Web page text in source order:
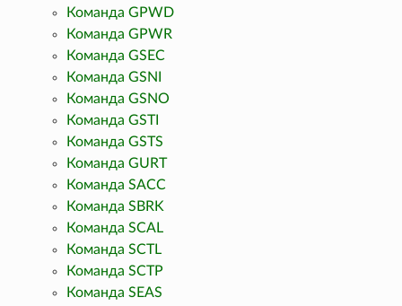
Команда GPWD
Команда GPWR
Команда GSEC
Команда GSNI
Команда GSNO
Команда GSTI
Команда GSTS
Команда GURT
Команда SACC
Команда SBRK
Команда SCAL
Команда SCTL
Команда SCTP
Команда SEAS